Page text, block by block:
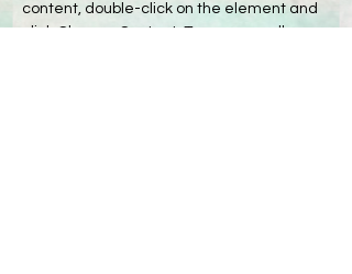
content, double-click on the element and
click Change Content. To manage all your